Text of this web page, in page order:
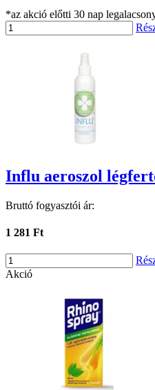
*az akció előtti 30 nap
Influ aeroszol
Bruttó fogyasztói ár:
1 281 Ft
Akció